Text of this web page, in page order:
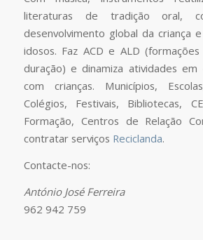
literaturas de tradição oral,
desenvolvimento global da criança
idosos. Faz ACD e ALD
duração) e dinamiza atividades em
com crianças. Municípios,
Colégios, Festivais, Bibliotecas,
Formação, Centros de Relação
contratar serviços Reciclanda.
Contacte-nos:
António José Ferreira
962 942 759